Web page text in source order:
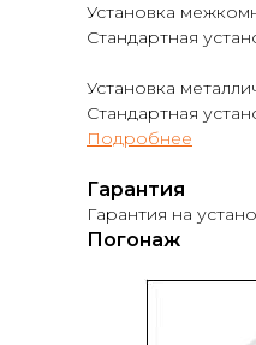
Установка
Стандартная
Установка
Стандартная
Подробнее
Гарантия
Гарантия на
Погонаж